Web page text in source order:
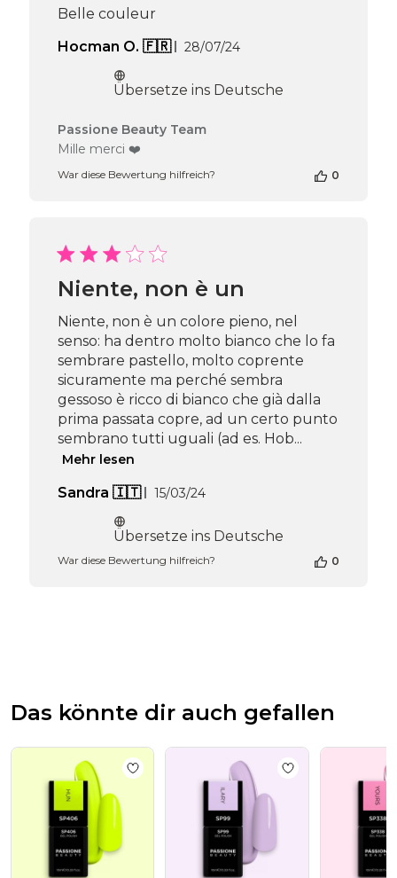
2026
Belle couleur
Hocman O. 🇫🇷
Veröffentlichungsdatum
28/07/24
Übersetze ins Deutsche
Kommentare
Inhabers
Team
am
Wed
Jul
31
2024
Passione Beauty Team
Mille merci ❤️
War diese Bewertung hilfreich? 0
Niente, non è un
Niente, non è un colore pieno, nel
senso: ha dentro molto bianco che lo fa
sembrare pastello, molto coprente
sicuramente ma perché sembra
gessoso è ricco di bianco che già dalla
prima passata copre, ad un certo punto
sembrano tutti uguali (ad es. Hob...
Mehr lesen
Sandra 🇮🇹 Veröffentlichungsdatum
15/03/24
Übersetze ins Deutsche
War diese Bewertung hilfreich? 0
Das könnte dir auch gefallen
Add to wishlist UV Nagellack NL406 Hun
Add to wishlist